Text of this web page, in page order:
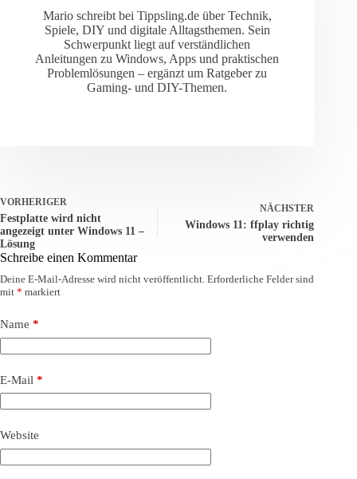
Mario schreibt bei Tippsling.de über Technik,
Spiele, DIY und digitale Alltagsthemen. Sein
Schwerpunkt liegt auf verständlichen
Anleitungen zu Windows, Apps und praktischen
Problemlösungen – ergänzt um Ratgeber zu
Gaming- und DIY-Themen.
VORHERIGER
Festplatte wird nicht
angezeigt unter Windows 11 –
Lösung
NÄCHSTER
Windows 11: ffplay richtig
verwenden
Schreibe einen Kommentar
Deine E-Mail-Adresse wird nicht veröffentlicht. Erforderliche Felder sind
mit * markiert
Name *
E-Mail *
Website